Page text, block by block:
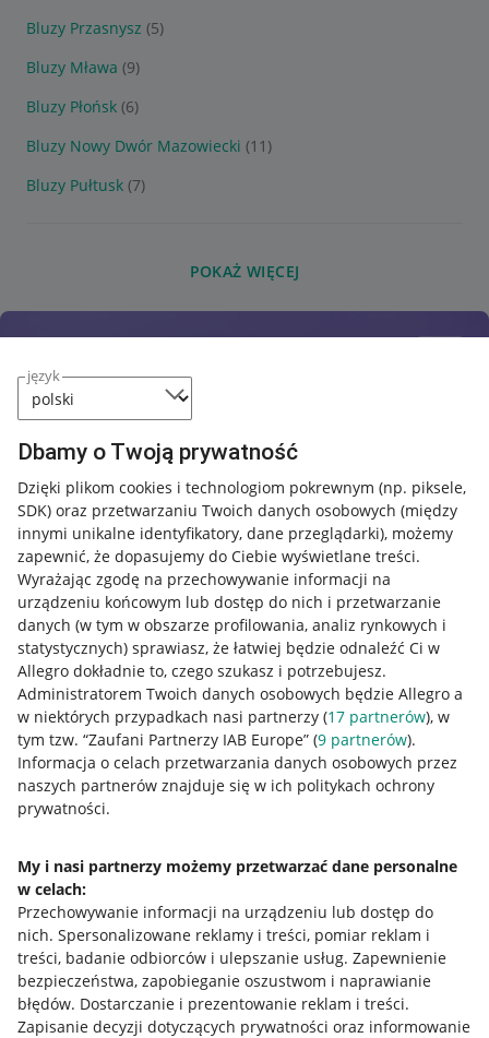
język
Dbamy o Twoją prywatność
Dzięki plikom cookies i technologiom pokrewnym (np. piksele,
SDK) oraz przetwarzaniu Twoich danych osobowych (między
innymi unikalne identyfikatory, dane przeglądarki), możemy
zapewnić, że dopasujemy do Ciebie wyświetlane treści.
Wyrażając zgodę na przechowywanie informacji na
urządzeniu końcowym lub dostęp do nich i przetwarzanie
danych (w tym w obszarze profilowania, analiz rynkowych i
statystycznych) sprawiasz, że łatwiej będzie odnaleźć Ci w
Allegro dokładnie to, czego szukasz i potrzebujesz.
Administratorem Twoich danych osobowych będzie Allegro a
w niektórych przypadkach nasi partnerzy (17 partnerów), w
tym tzw. “Zaufani Partnerzy IAB Europe” (9 partnerów).
Informacja o celach przetwarzania danych osobowych przez
naszych partnerów znajduje się w ich politykach ochrony
prywatności.
My i nasi partnerzy możemy przetwarzać dane personalne
w celach:
Przechowywanie informacji na urządzeniu lub dostęp do
nich. Spersonalizowane reklamy i treści, pomiar reklam i
treści, badanie odbiorców i ulepszanie usług. Zapewnienie
bezpieczeństwa, zapobieganie oszustwom i naprawianie
błędów. Dostarczanie i prezentowanie reklam i treści.
Zapisanie decyzji dotyczących prywatności oraz informowanie
Bluzy Przasnysz (5)
Bluzy Mława (9)
Bluzy Płońsk (6)
Bluzy Nowy Dwór Mazowiecki (11)
Bluzy Pułtusk (7)
POKAŻ WIĘCEJ
Przydatne informacje
Jak to działa
Allegro Gadane dla sprzedających
Allegro Gadane dla kupujących
Mapa miejscowości
Informacje prawne